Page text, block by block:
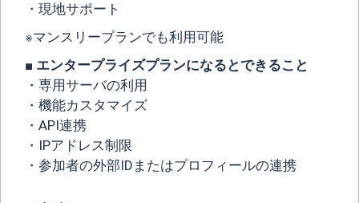
・現地サポート
※マンスリープランでも利用可能
■ エンタープライズプランになるとできること
・専用サーバの利用
・機能カスタマイズ
・API連携
・IPアドレス制限
・参加者の外部IDまたはプロフィールの連携